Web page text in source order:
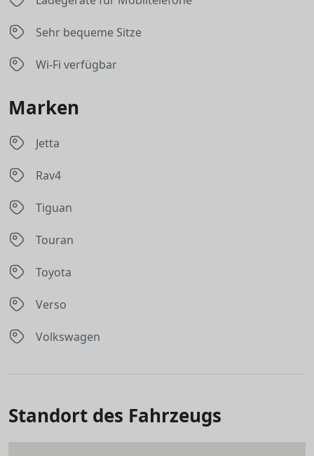
Sehr bequeme Sitze
Wi-Fi verfügbar
Marken
Jetta
Rav4
Tiguan
Touran
Toyota
Verso
Volkswagen
Standort des Fahrzeugs